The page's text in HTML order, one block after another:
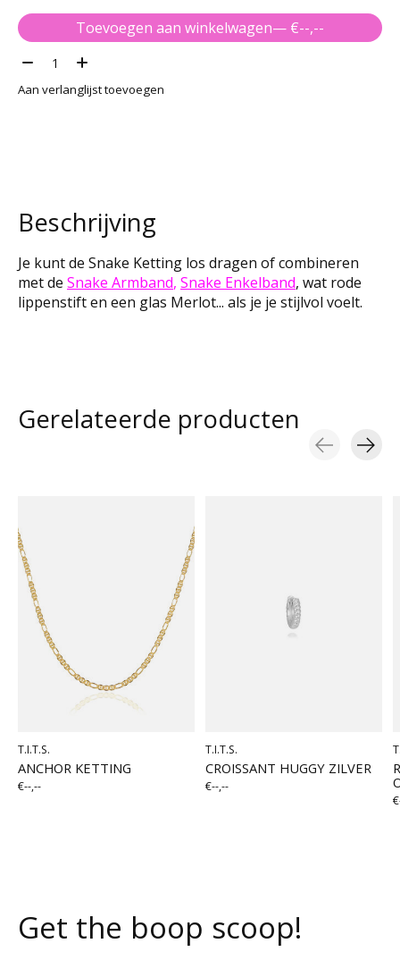
Toevoegen aan winkelwagen
— €--,--
Aantal:
Aan verlanglijst toevoegen
Beschrijving
Je kunt de Snake Ketting los dragen of combineren
met de Snake Armband, Snake Enkelband, wat rode
lippenstift en een glas Merlot... als je je stijlvol voelt.
Gerelateerde producten
T.I.T.S.
ANCHOR KETTING
€--,--
T.I.T.S.
CROISSANT HUGGY ZILVER
€--,--
Get the boop scoop!